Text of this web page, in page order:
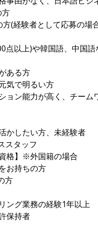
方
方(経験者として応募の場
点以上)や韓国語、中国
ある方
気で明るい方
ョン能力が高く、チーム
かしたい方、未経験者
スタッフ
格】※外国籍の場合
お持ちの方
方
ング業務の経験1年以上
保持者